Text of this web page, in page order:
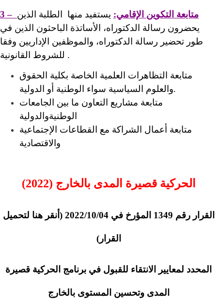
3 – متابعة التكوين الإقامي: يستفيد منها الطلبة الذين
يحضرون رسالة الدكتوراه، الأساتذة الباحثون الذين في
طور تحضير رسالة الدكتوراه، والموظفين الإداريين وفقا
للشروط القانونية .
متابعة التظاهرات العلمية الخاصة بكلية الحقوق
والعلوم السياسية سواء الوطنية أو الدولية.
متابعة مشاريع التعاون ما بين الجامعات
الوطنيةوالدولية
متابعة أعمال الشراكة مع القطاعات الإجتماعية
والاقتصادية
الحركية قصيرة المدى بالخارج (2022)
القرار رقم 1349 المؤرخ في 2022/10/04 ( أنقر هنا لتحميل
القرار)
المحدد لمعايير الانتقاء للقبول في برنامج الحركية قصيرة
المدى وتحسين المستوى بالخارج